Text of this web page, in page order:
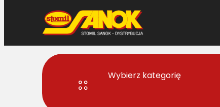
Wybierz kategorię
Strona główna > SPB/H-1620 Pas Harvest